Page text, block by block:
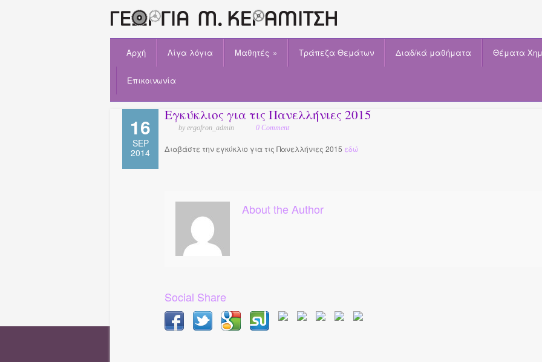
Αρχή Λίγα λόγια Μαθητές » Τράπεζα Θεμάτων Διαδ/κά μαθήματα Θέματα
Επικοινωνία
16
SEP
2014
Εγκύκλιος για τις Πανελλήνιες 2015
by ergofron_admin 0 Comment
Διαβάστε την εγκύκλιο για τις Πανελλήνιες 2015 εδώ
About the Author
Social Share